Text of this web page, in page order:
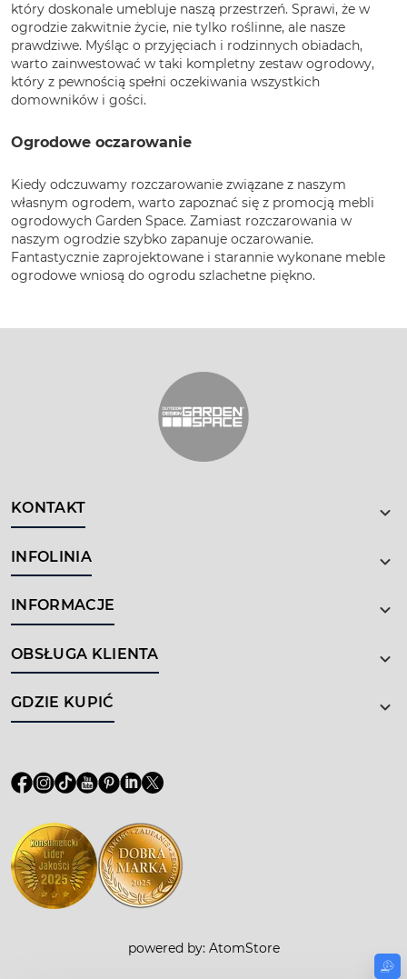
który doskonale umebluje naszą przestrzeń. Sprawi, że w
ogrodzie zakwitnie życie, nie tylko roślinne, ale nasze
prawdziwe. Myśląc o przyjęciach i rodzinnych obiadach,
warto zainwestować w taki kompletny zestaw ogrodowy,
który z pewnością spełni oczekiwania wszystkich
domowników i gości.
Ogrodowe oczarowanie
Kiedy odczuwamy rozczarowanie związane z naszym
własnym ogrodem, warto zapoznać się z promocją mebli
ogrodowych Garden Space. Zamiast rozczarowania w
naszym ogrodzie szybko zapanuje oczarowanie.
Fantastycznie zaprojektowane i starannie wykonane meble
ogrodowe wniosą do ogrodu szlachetne piękno.
KONTAKT
INFOLINIA
INFORMACJE
OBSŁUGA KLIENTA
GDZIE KUPIĆ
powered by: AtomStore